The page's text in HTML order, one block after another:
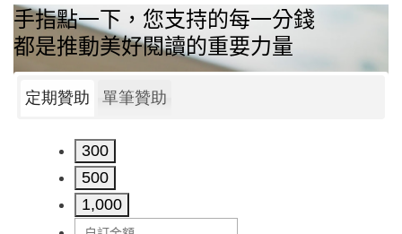
手指點一下，您支持的每一分錢
都是推動美好閱讀的重要力量
定期贊助 單筆贊助
300
500
1,000